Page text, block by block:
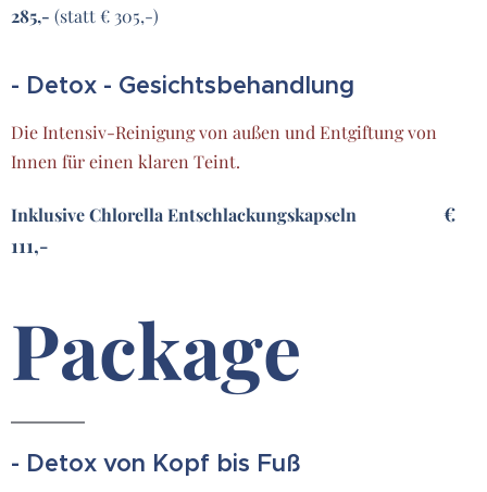
285,- (statt € 305,-)
- Detox - Gesichtsbehandlung
Die Intensiv-Reinigung von außen und Entgiftung von
Innen für einen klaren Teint.
Inklusive Chlorella Entschlackungskapseln
€
111,-
Package
- Detox von Kopf bis Fuß